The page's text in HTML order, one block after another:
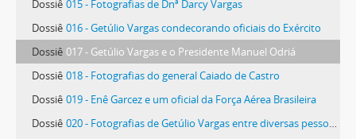
Dossiê 015 - Fotografias de Dnª Darcy Vargas
Dossiê 016 - Getúlio Vargas condecorando oficiais do Exército
Dossiê 017 - Getúlio Vargas e o Presidente Manuel Odriá
Dossiê 018 - Fotografias do general Caiado de Castro
Dossiê 019 - Enê Garcez e um oficial da Força Aérea Brasileira
Dossiê 020 - Fotografias de Getúlio Vargas entre diversas pessoas, possivelmente durante a campanha presidencial de 1950